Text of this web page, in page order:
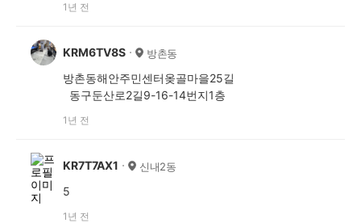
1년 전
KRM6TV8S 방촌동
방촌동해안주민센터옺골마을25길
동구둔산로2길9-16-14번지1층
1년 전
KR7T7AX1 신내2동
5
1년 전